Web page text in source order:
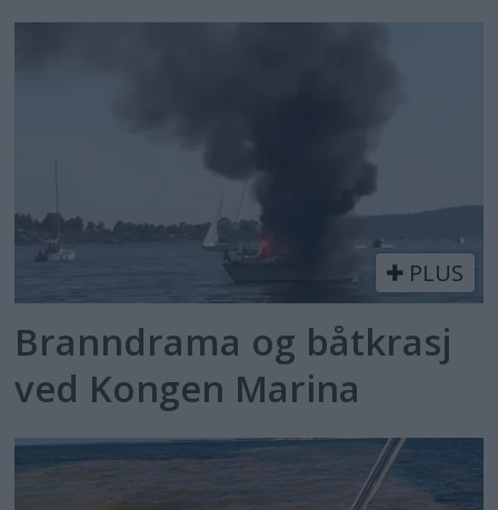
PLUS
Branndrama og båtkrasj
ved Kongen Marina